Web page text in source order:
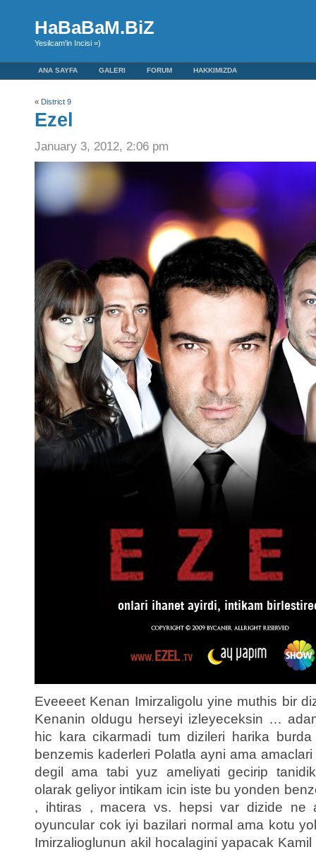
HaBaBaM.BiZ
Yesilcam'in Incisi =)
ANA SAYFA GALERI FORUM HAKKIMIZDA
« District 9
Ezel
January 3, 2012, 2:06 pm
Eveeeet Kenan Imirzaligolu yine muthis bir
Kenanin oldugu herseyi izleyeceksin …
hic kara cikarmadi tum dizileri harika
benzemis kaderleri Polatla ayni ama
degil ama tabi yuz ameliyati gecirip
olarak geliyor intikam icin iste bu yonden
, ihtiras , macera vs. hepsi var dizide ne
oyuncular cok iyi bazilari normal ama kotu
Imirzalioglunun akil hocalagini yapacak